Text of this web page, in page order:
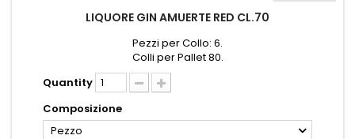
LIQUORE GIN AMUERTE RED CL.70
Pezzi per Collo: 6.
Colli per Pallet 80.
Quantity
Composizione
Pezzo